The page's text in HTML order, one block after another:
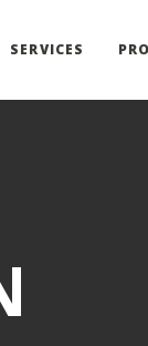
SERVICES